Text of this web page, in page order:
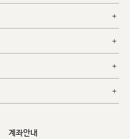
계좌안내